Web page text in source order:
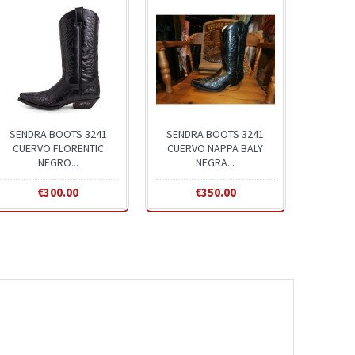
SENDRA BOOTS 3241
CUERVO FLORENTIC
NEGRO...
€300.00
SENDRA BOOTS 3241
CUERVO NAPPA BALY
NEGRA...
€350.00